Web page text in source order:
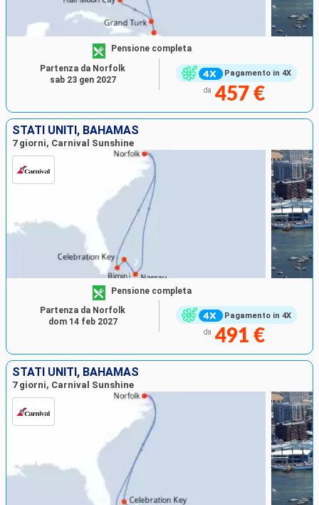
Pagamento in 4X
Pensione completa
da 457 €
Partenza da Norfolk
sab 23 gen 2027
STATI UNITI, BAHAMAS
7 giorni, Carnival Sunshine
Pagamento in 4X
Pensione completa
da 491 €
Partenza da Norfolk
dom 14 feb 2027
STATI UNITI, BAHAMAS
7 giorni, Carnival Sunshine